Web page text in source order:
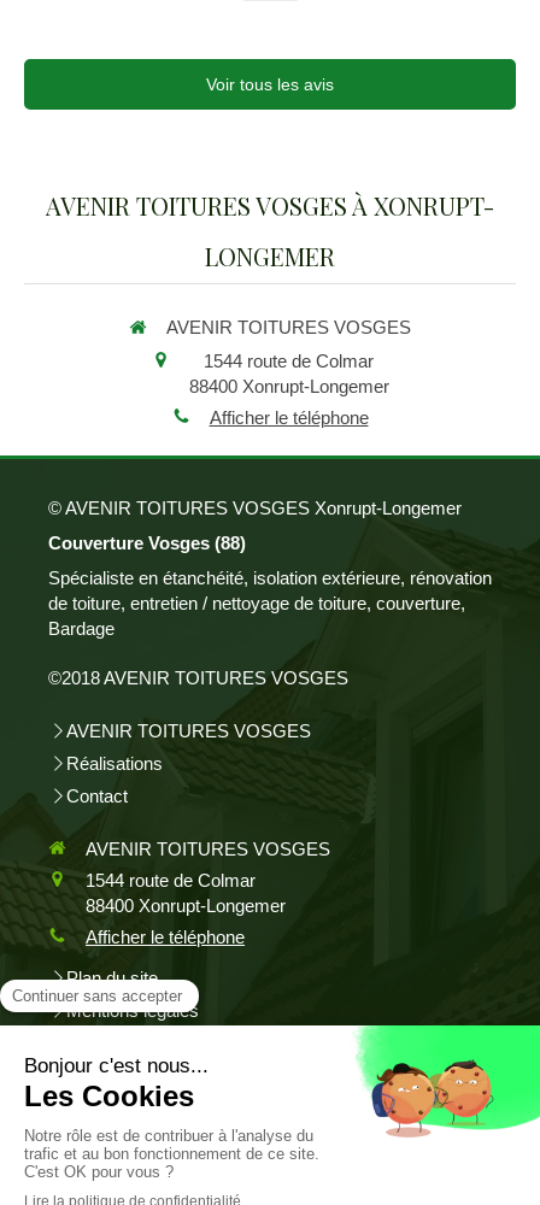
Voir tous les avis
AVENIR TOITURES VOSGES À XONRUPT-
LONGEMER
AVENIR TOITURES VOSGES
1544 route de Colmar
88400 Xonrupt-Longemer
Afficher le téléphone
© AVENIR TOITURES VOSGES Xonrupt-Longemer
Couverture Vosges (88)
Spécialiste en étanchéité, isolation extérieure, rénovation
de toiture, entretien / nettoyage de toiture, couverture,
Bardage
©2018 AVENIR TOITURES VOSGES
AVENIR TOITURES VOSGES
Réalisations
Contact
AVENIR TOITURES VOSGES
1544 route de Colmar
88400 Xonrupt-Longemer
Afficher le téléphone
Plan du site
Mentions légales
Couverture, étanchéité, isolation extérieure, rénovation
de toiture, entretien / nettoyage de toiture, bardage
Demander un devis